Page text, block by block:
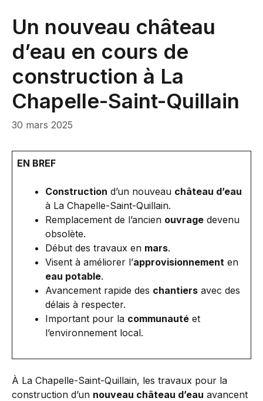
Un nouveau château
d’eau en cours de
construction à La
Chapelle-Saint-Quillain
30 mars 2025
EN BREF
Construction d’un nouveau château d’eau
à La Chapelle-Saint-Quillain.
Remplacement de l’ancien ouvrage devenu
obsolète.
Début des travaux en mars.
Visent à améliorer l’approvisionnement en
eau potable.
Avancement rapide des chantiers avec des
délais à respecter.
Important pour la communauté et
l’environnement local.
À La Chapelle-Saint-Quillain, les travaux pour la
construction d’un nouveau château d’eau avancent